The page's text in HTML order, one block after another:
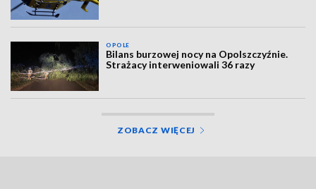
OPOLE
Bilans burzowej nocy na Opolszczyźnie.
Strażacy interweniowali 36 razy
ZOBACZ WIĘCEJ